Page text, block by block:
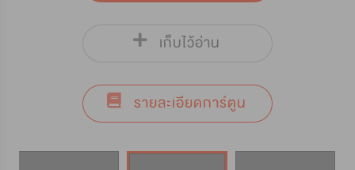
เก็บไว้อ่าน
รายละเอียดการ์ตูน